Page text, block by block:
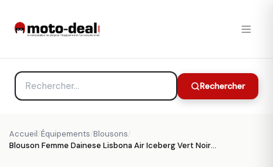
Rechercher
Accueil/Équipements/Blousons/
Blouson Femme Dainese Lisbona Air Iceberg Vert Noir - Blousons et Vestes Moto Femme DAINESE